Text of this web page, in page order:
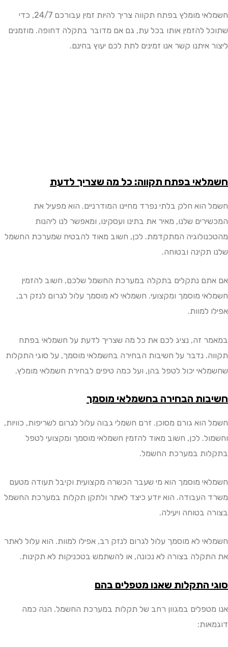
חשמלאי מומלץ בפתח תקווה צריך להיות זמין עבורכם 24/7, כדי
להזמין אותו בכל עת, גם אם מדובר בתקלה דחופה. מוזמנים
איתנו קשר אנו זמינים לתת לכם יעוץ בחינם.
בפתח תקווה: כל מה שצריך לדעת
חלק בלתי נפרד מחיינו המודרניים. הוא מפעיל את
שלנו, מאיר את בתינו ועסקינו, ומאפשר לנו ליהנות
המתקדמת. לכן, חשוב מאוד להבטיח שמערכת החשמל
ובטוחה.
נתקלים בתקלה במערכת החשמל שלכם, חשוב להזמין
מוסמך ומקצועי. חשמלאי לא מוסמך עלול לגרום לנזק רב,
למוות.
זה, נציג לכם את כל מה שצריך לדעת על חשמלאי בפתח
נדבר על חשיבות הבחירה בחשמלאי מוסמך, על סוגי התקלות
יכול לטפל בהן, ועל כמה טיפים לבחירת חשמלאי מומלץ.
הבחירה בחשמלאי מוסמך
גורם מסוכן. זרם חשמלי גבוה עלול לגרום לשריפות, כוויות,
לכן, חשוב מאוד להזמין חשמלאי מוסמך ומקצועי לטפל
במערכת החשמל.
מוסמך הוא מי שעבר הכשרה מקצועית וקיבל תעודה מטעם
העבודה. הוא יודע כיצד לאתר ולתקן תקלות במערכת החשמל
בטוחה ויעילה.
לא מוסמך עלול לגרום לנזק רב, אפילו למוות. הוא עלול לאתר
בצורה לא נכונה, או להשתמש בטכניקות לא תקינות.
התקלות שאנו מטפלים בהם
במגוון רחב של תקלות במערכת החשמל. הנה כמה